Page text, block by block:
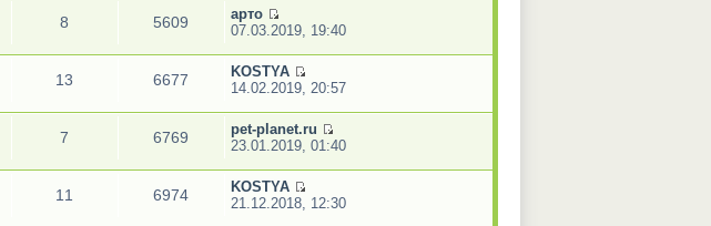
8 5609
арто
07.03.2019, 19:40
13 6677
KOSTYA
14.02.2019, 20:57
7 6769
pet-planet.ru
23.01.2019, 01:40
11 6974
KOSTYA
21.12.2018, 12:30